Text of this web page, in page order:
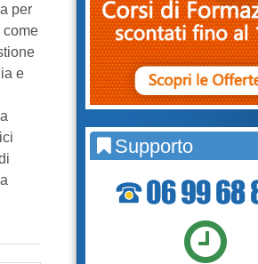
per
come
e
Supporto